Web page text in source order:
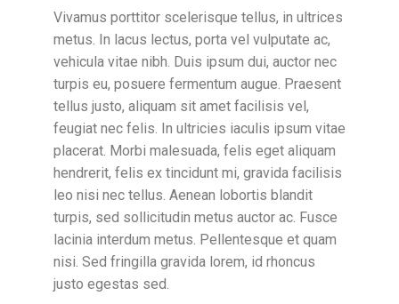
Vivamus porttitor scelerisque tellus, in ultrices
metus. In lacus lectus, porta vel vulputate ac,
vehicula vitae nibh. Duis ipsum dui, auctor nec
turpis eu, posuere fermentum augue. Praesent
tellus justo, aliquam sit amet facilisis vel,
feugiat nec felis. In ultricies iaculis ipsum vitae
placerat. Morbi malesuada, felis eget aliquam
hendrerit, felis ex tincidunt mi, gravida facilisis
leo nisi nec tellus. Aenean lobortis blandit
turpis, sed sollicitudin metus auctor ac. Fusce
lacinia interdum metus. Pellentesque et quam
nisi. Sed fringilla gravida lorem, id rhoncus
justo egestas sed.